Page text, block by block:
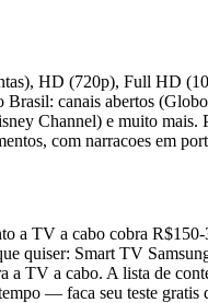
HD (720p), Full HD
canais abertos
Channel) e muito mais.
com narracoes em
a TV a cabo cobra R$150-
quiser: Smart TV
TV a cabo. A lista de
— faca seu teste gratis